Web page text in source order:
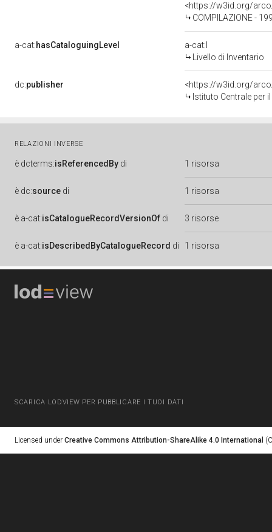
<https://w3id.org/
COMPILAZIONE -
a-cat:hasCataloguingLevel
a-cat:I
Livello di Inventario
dc:publisher
<https://w3id.org/
Istituto Centrale per
RELAZIONI INVERSE
è dcterms:isReferencedBy di 1 risorsa
è dc:source di 1 risorsa
è a-cat:isCatalogueRecordVersionOf di 3 risorse
è a-cat:isDescribedByCatalogueRecord di 1 risorsa
SCARICA LODVIEW PER PUBBLICARE I TUOI DATI
Licensed under Creative Commons Attribution-ShareAlike 4.0 International